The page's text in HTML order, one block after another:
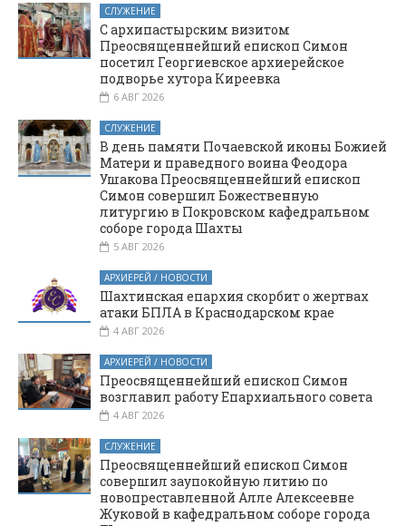
обслуживания и
предпринимательства
(филиал) ДГТУ в г.
Шахты
СЛУЖЕНИЕ
С архипастырским визитом
Преосвященнейший епископ Симон
посетил Георгиевское архиерейское
подворье хутора Киреевка
6 АВГ 2026
СЛУЖЕНИЕ
В день памяти Почаевской иконы Божией
Матери и праведного воина Феодора
Ушакова Преосвященнейший епископ
Симон совершил Божественную
литургию в Покровском кафедральном
соборе города Шахты
5 АВГ 2026
АРХИЕРЕЙ / НОВОСТИ
Шахтинская епархия скорбит о жертвах
атаки БПЛА в Краснодарском крае
4 АВГ 2026
АРХИЕРЕЙ / НОВОСТИ
Преосвященнейший епископ Симон
возглавил работу Епархиального совета
4 АВГ 2026
СЛУЖЕНИЕ
Преосвященнейший епископ Симон
совершил заупокойную литию по
новопреставленной Алле Алексеевне
Жуковой в кафедральном соборе города